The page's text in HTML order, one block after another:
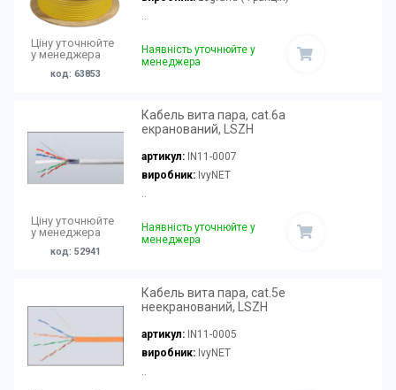
Ціну уточнюйте
у менеджера
код: 63853
..
Наявність уточнюйте у
менеджера
Ціну уточнюйте
у менеджера
код: 52941
Кабель вита пара, cat.6a
екранований, LSZH
артикул: IN11-0007
виробник:IvyNET
..
Наявність уточнюйте у
менеджера
Кабель вита пара, cat.5e
неекранований, LSZH
артикул: IN11-0005
виробник:IvyNET
..